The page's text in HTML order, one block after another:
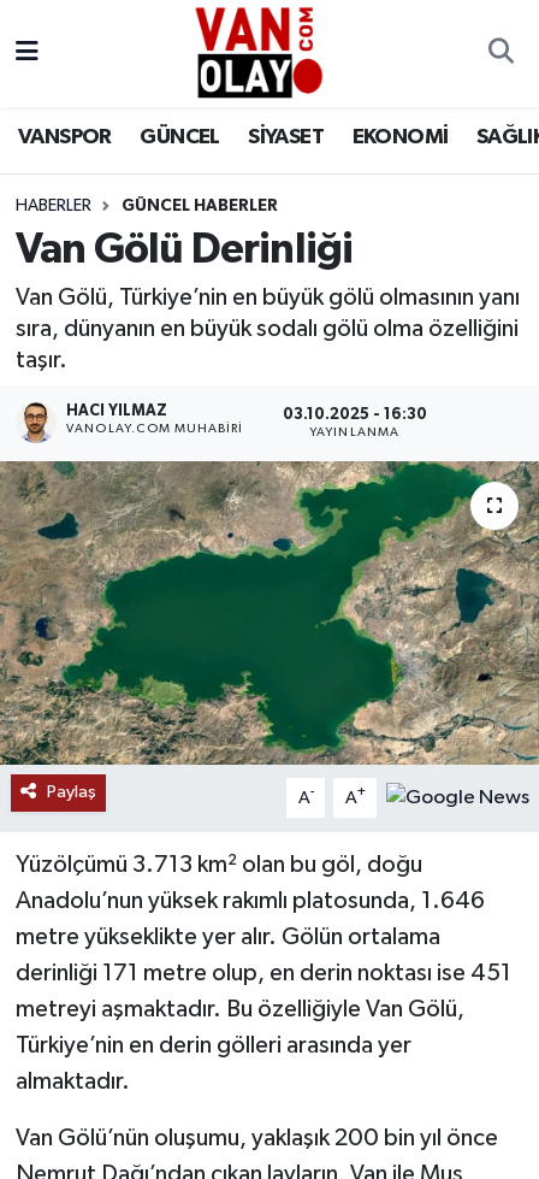
VANSPOR GÜNCEL SİYASET EKONOMİ
HABERLER GÜNCEL HABERLER
Van Gölü Derinliği
Van Gölü, Türkiye’nin en büyük gölü olmasının yanı
sıra, dünyanın en büyük sodalı gölü olma özelliğini
taşır.
HACI YILMAZ
VANOLAY.COM MUHABIRI
03.10.2025 - 16:30
YAYINLANMA
Paylaş A- A+
Yüzölçümü 3.713 km² olan bu göl, doğu
Anadolu’nun yüksek rakımlı platosunda, 1.646
metre yükseklikte yer alır. Gölün ortalama
derinliği 171 metre olup, en derin noktası ise 451
metreyi aşmaktadır. Bu özelliğiyle Van Gölü,
Türkiye’nin en derin gölleri arasında yer
almaktadır.
Van Gölü’nün oluşumu, yaklaşık 200 bin yıl önce
Siyaset
Sağlık
Bilim & Teknoloji
Dünya
RESMİ İLANLAR
Van Nöbetçi Eczaneler
Van Namaz Vakitleri
Van Trafik Yoğunluk Haritası
Süper Lig Puan Durumu ve Fikstür
Son Dakika Haberleri
Haber Arşivi